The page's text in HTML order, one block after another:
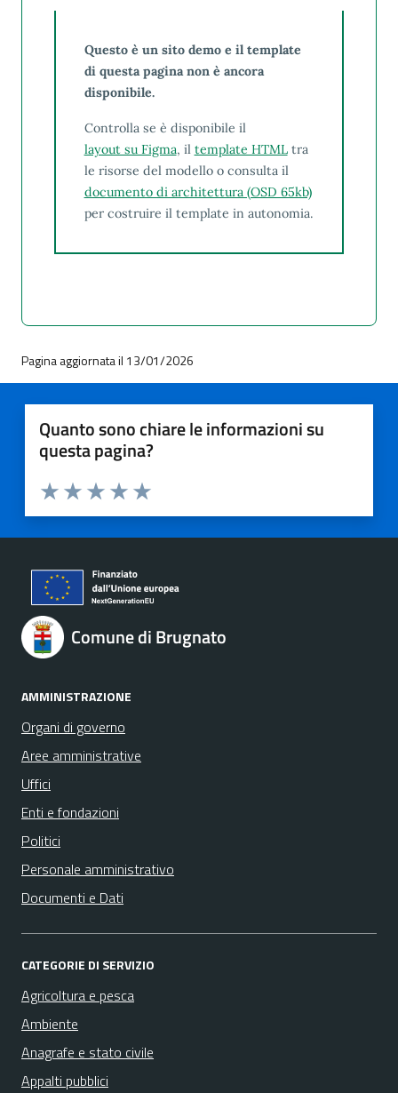
Questo è un sito demo e il template
di questa pagina non è ancora
disponibile.
Controlla se è disponibile il
layout su Figma, il template HTMLtra
le risorse del modello o consulta il
documento di architettura (OSD 65kb)
per costruire il template in autonomia.
Pagina aggiornata il 13/01/2026
Quanto sono chiare le informazioni su
questa pagina?
Valuta 5 stelle su 5
Valuta 4 stelle su 5
Valuta 3 stelle su 5
Valuta 2 stelle su 5
Valuta 1 stelle su 5
Comune di Brugnato
AMMINISTRAZIONE
Organi di governo
Aree amministrative
Uffici
Enti e fondazioni
Politici
Personale amministrativo
Documenti e Dati
CATEGORIE DI SERVIZIO
Agricoltura e pesca
Ambiente
Anagrafe e stato civile
Appalti pubblici